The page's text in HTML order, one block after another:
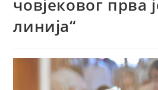
човјековог прва
линија“